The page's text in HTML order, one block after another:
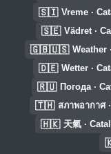
🇸🇮 Vreme ·
🇸🇪 Vädret ·
🇬🇧🇺🇸 Weather
🇩🇪 Wetter ·
🇷🇺 Погода ·
🇹🇭 สภาพอากาศ
🇭🇰 天氣 ·